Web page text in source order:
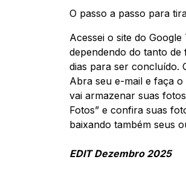
O passo a passo para
Acessei o site do Google
dependendo do tanto
dias para ser concluído.
Abra seu e-mail e faça
vai armazenar suas
Fotos” e confira suas
baixando também seus
EDIT Dezembro 2025